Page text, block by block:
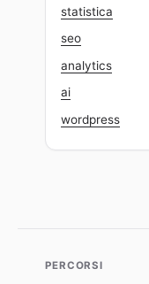
statistica
seo
analytics
ai
wordpress
PERCORSI